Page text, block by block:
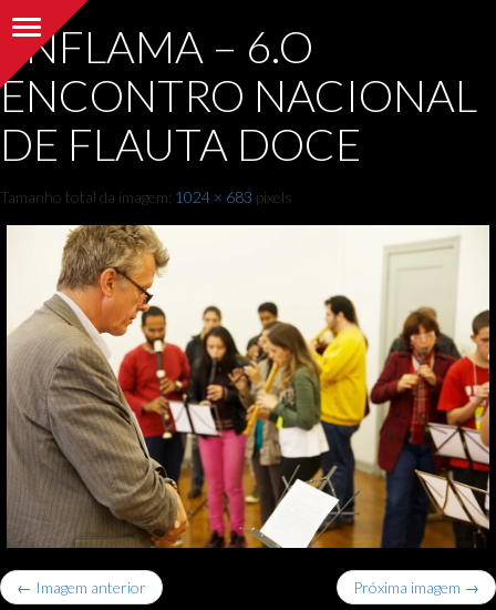
Alternar navegação
ENFLAMA – 6.O
ENCONTRO NACIONAL
DE FLAUTA DOCE
Tamanho total da imagem: 1024 × 683 pixels
← Imagem anterior Próxima imagem →